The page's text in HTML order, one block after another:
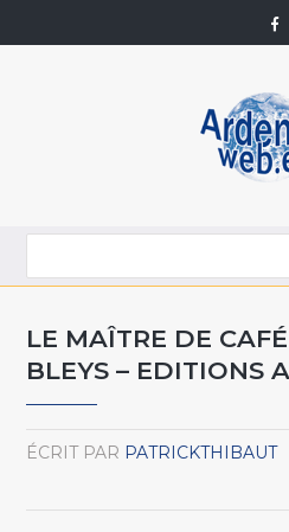
LE MAÎTRE DE
BLEYS – EDITIONS
ÉCRIT PAR PATRICKTHIBAUT